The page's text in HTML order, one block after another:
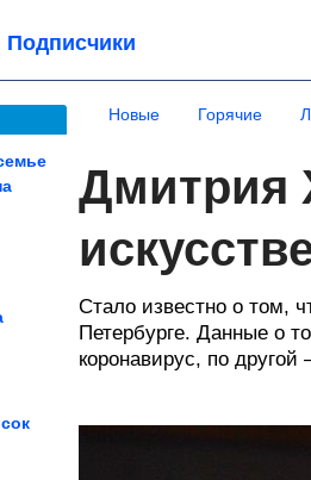
Подписчики
Новые Горячие
Дмитрия
Стало известно о том,
Петербурге. Данные о
коронавирус, по